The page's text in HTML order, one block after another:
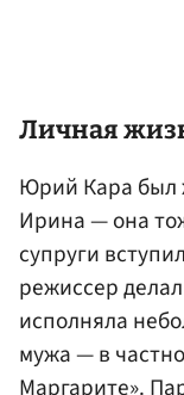
Личная
Юрий Кара был
Ирина — она
супруги
режиссер
исполняла
мужа — в
Маргарите».